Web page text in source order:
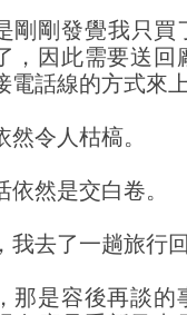
剛剛發覺我只買
，因此需要送回
電話線的方式來
然令人枯槁。
依然是交白卷。
我去了一趟旅行
那是容後再談的